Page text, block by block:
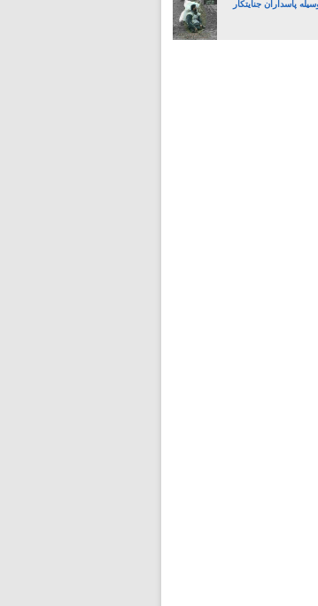
پاسداران جنایتکار